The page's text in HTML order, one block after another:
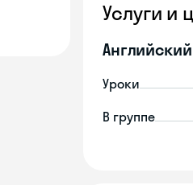
Услуги и
Уроки
В группе